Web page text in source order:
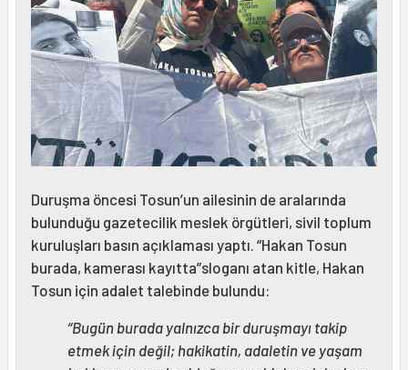
Duruşma öncesi Tosun’un ailesinin de aralarında
bulunduğu gazetecilik meslek örgütleri, sivil toplum
kuruluşları basın açıklaması yaptı. “Hakan Tosun
burada, kamerası kayıtta”sloganı atan kitle, Hakan
Tosun için adalet talebinde bulundu:
“Bugün burada yalnızca bir duruşmayı takip
etmek için değil; hakikatin, adaletin ve yaşam